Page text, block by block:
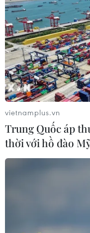
An Giang:
khu vực biên
10/02/2021 13:04
Cán bộ, chiến sỹ Bộ
ngày đêm kiên
cương của Tổ quốc
vietnamplus.vn
Trung Quốc áp
thời với hồ đào